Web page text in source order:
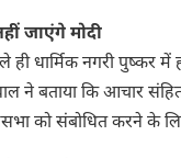
जाएंगे मोदी
धार्मिक नगरी पुष्कर में
ने बताया कि आचार
को संबोधित करने के